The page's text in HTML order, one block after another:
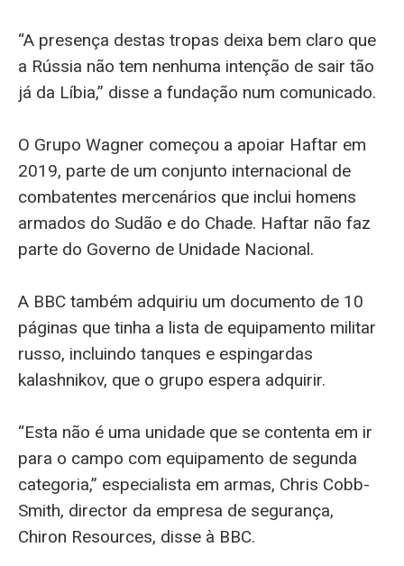
“A presença destas tropas deixa bem claro que
a Rússia não tem nenhuma intenção de sair tão
já da Líbia,” disse a fundação num comunicado.
O Grupo Wagner começou a apoiar Haftar em
2019, parte de um conjunto internacional de
combatentes mercenários que inclui homens
armados do Sudão e do Chade. Haftar não faz
parte do Governo de Unidade Nacional.
A BBC também adquiriu um documento de 10
páginas que tinha a lista de equipamento militar
russo, incluindo tanques e espingardas
kalashnikov, que o grupo espera adquirir.
“Esta não é uma unidade que se contenta em ir
para o campo com equipamento de segunda
categoria,” especialista em armas, Chris Cobb-
Smith, director da empresa de segurança,
Chiron Resources, disse à BBC.